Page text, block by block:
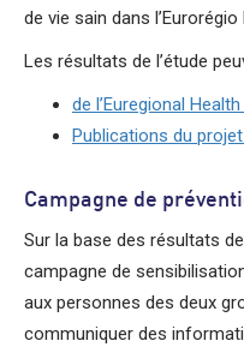
de vie sain dans l’Eurorégio
Les résultats de l’étude
de l’Euregional
Publications du
Campagne de
Sur la base des résultats
campagne de
aux personnes des deux
communiquer des